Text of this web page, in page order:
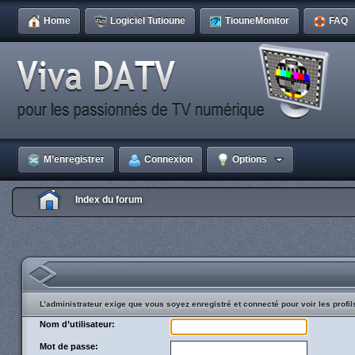
Home Logiciel Tutioune TiouneMonitor FAQ
M’enregistrer Connexion Options
Index du forum
L’administrateur exige que vous soyez enregistré et connecté pour voir les
Nom d’utilisateur:
Mot de passe: